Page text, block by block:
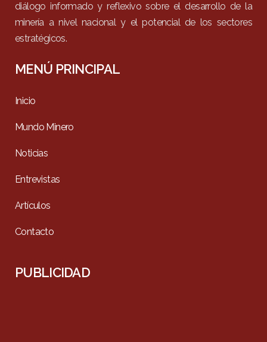
diálogo informado y reflexivo sobre el desarrollo de la
minería a nivel nacional y el potencial de los sectores
estratégicos.
MENÚ PRINCIPAL
Inicio
Mundo Minero
Noticias
Entrevistas
Artículos
Contacto
PUBLICIDAD